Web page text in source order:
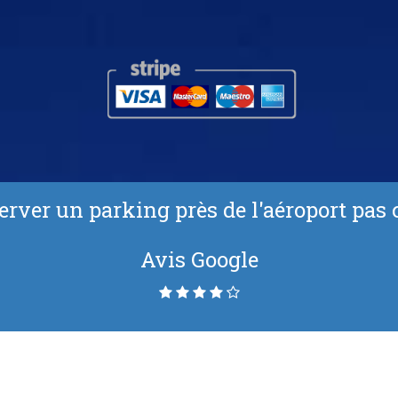
un parking près de l'aéroport pas
Avis Google